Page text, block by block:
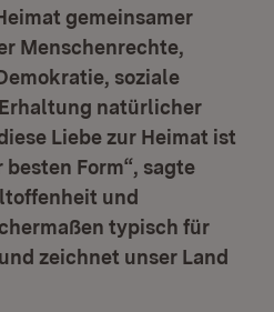
gemeinsamer
Menschenrechte,
soziale
natürlicher
Liebe zur Heimat ist
Form“, sagte
und
typisch für
zeichnet unser Land